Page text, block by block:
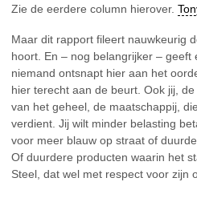
Zie de eerdere column hierover.
Maar dit rapport fileert nauwkeurig
hoort. En – nog belangrijker – geeft
niemand ontsnapt hier aan het
hier terecht aan de beurt. Ook jij,
van het geheel, de maatschappij,
verdient. Jij wilt minder belasting
voor meer blauw op straat of
Of duurdere producten waarin het
Steel, dat wel met respect voor zijn